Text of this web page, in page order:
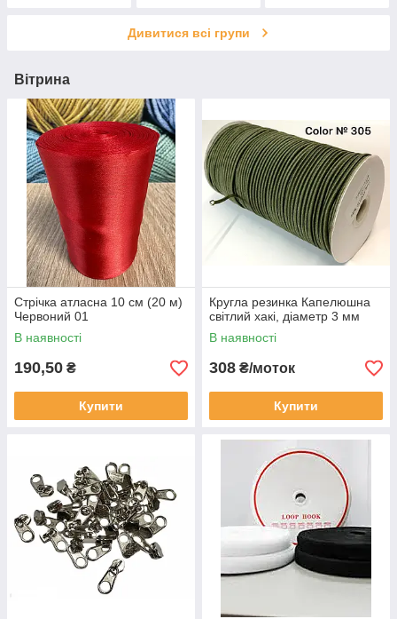
Дивитися всі групи
Вітрина
Стрічка атласна 10 см (20 м)
Червоний 01
В наявності
190,50 ₴
Купити
Кругла резинка Капелюшна
світлий хакі, діаметр 3 мм
В наявності
308 ₴/моток
Купити